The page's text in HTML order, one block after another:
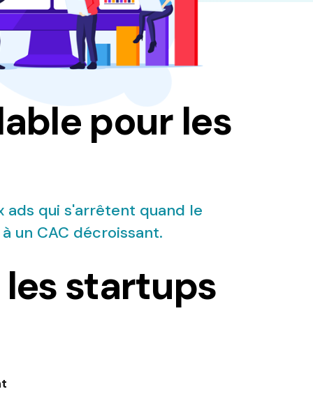
pour les
ads qui s'arrêtent quand le
un CAC décroissant.
les startups